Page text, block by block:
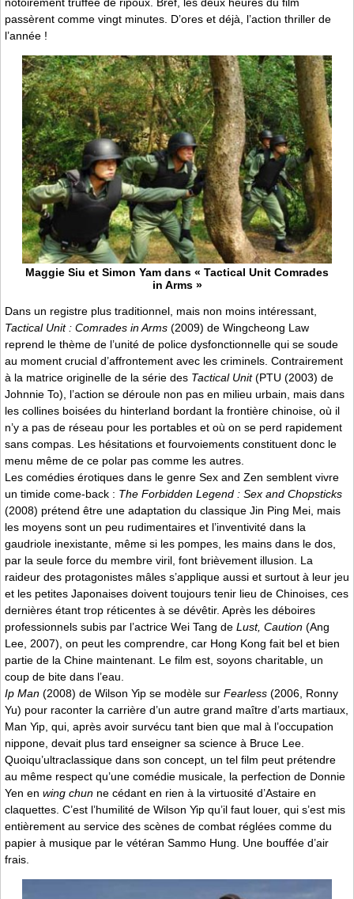
passèrent comme vingt minutes. D’ores et déjà, l’action thriller de
l’année !
Maggie Siu et Simon Yam dans « Tactical Unit Comrades
in Arms »
Dans un registre plus traditionnel, mais non moins intéressant,
Tactical Unit : Comrades in Arms (2009) de Wingcheong Law
reprend le thème de l’unité de police dysfonctionnelle qui se soude
au moment crucial d’affrontement avec les criminels. Contrairement
à la matrice originelle de la série des Tactical Unit(PTU (2003) de
Johnnie To), l’action se déroule non pas en milieu urbain, mais dans
les collines boisées du hinterland bordant la frontière chinoise, où il
n’y a pas de réseau pour les portables et où on se perd rapidement
sans compas. Les hésitations et fourvoiements constituent donc le
menu même de ce polar pas comme les autres.
Les comédies érotiques dans le genre Sex and Zen semblent vivre
un timide come-back : The Forbidden Legend : Sex and Chopsticks
(2008) prétend être une adaptation du classique Jin Ping Mei, mais
les moyens sont un peu rudimentaires et l’inventivité dans la
gaudriole inexistante, même si les pompes, les mains dans le dos,
par la seule force du membre viril, font brièvement illusion. La
raideur des protagonistes mâles s’applique aussi et surtout à leur jeu
et les petites Japonaises doivent toujours tenir lieu de Chinoises, ces
dernières étant trop réticentes à se dévêtir. Après les déboires
professionnels subis par l’actrice Wei Tang de Lust, Caution (Ang
Lee, 2007), on peut les comprendre, car Hong Kong fait bel et bien
partie de la Chine maintenant. Le film est, soyons charitable, un
coup de bite dans l’eau.
Ip Man (2008) de Wilson Yip se modèle sur Fearless (2006, Ronny
Yu) pour raconter la carrière d’un autre grand maître d’arts martiaux,
Man Yip, qui, après avoir survécu tant bien que mal à l’occupation
nippone, devait plus tard enseigner sa science à Bruce Lee.
Quoiqu’ultraclassique dans son concept, un tel film peut prétendre
au même respect qu’une comédie musicale, la perfection de Donnie
Yen en wing chun ne cédant en rien à la virtuosité d’Astaire en
claquettes. C’est l’humilité de Wilson Yip qu’il faut louer, qui s’est mis
entièrement au service des scènes de combat réglées comme du
papier à musique par le vétéran Sammo Hung. Une bouffée d’air
frais.